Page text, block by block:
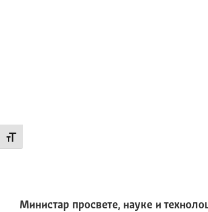
Промени величину слова
Mинистар просвете, науке и